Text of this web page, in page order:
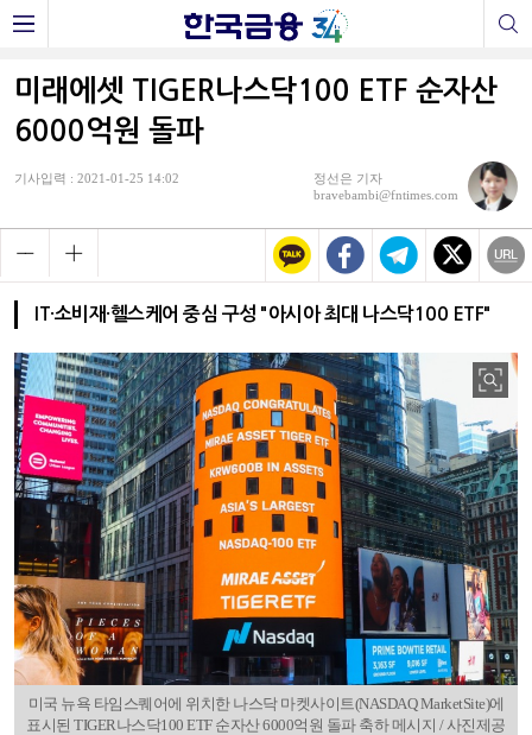
미래에셋 TIGER나스닥100 ETF 순자산
6000억원 돌파
기사입력 : 2021-01-25 14:02
정선은 기자
bravebambi@fntimes.com
IT·소비재·헬스케어 중심 구성 "아시아 최대 나스닥100 ETF"
미국 뉴욕 타임스퀘어에 위치한 나스닥 마켓사이트(NASDAQ MarketSite)에
표시된 TIGER나스닥100 ETF 순자산 6000억원 돌파 축하 메시지 / 사진제공